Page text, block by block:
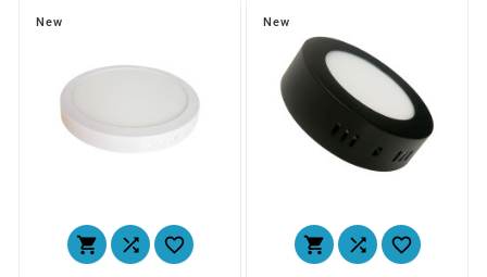
New
  
New
  